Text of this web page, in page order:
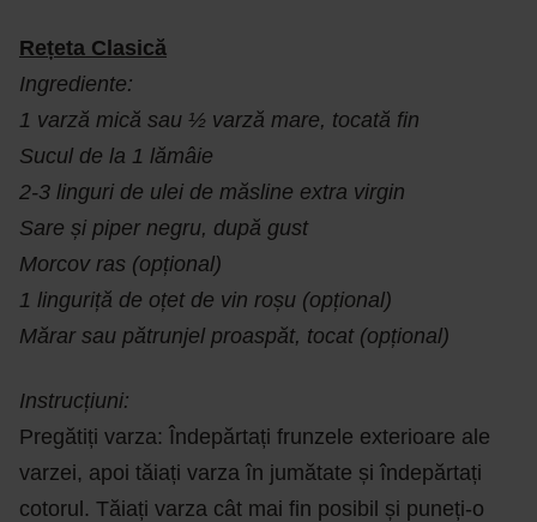
Rețeta Clasică
Ingrediente:
1 varză mică sau ½ varză mare, tocată fin
Sucul de la 1 lămâie
2-3 linguri de ulei de măsline extra virgin
Sare și piper negru, după gust
Morcov ras (opțional)
1 linguriță de oțet de vin roșu (opțional)
Mărar sau pătrunjel proaspăt, tocat (opțional)
Instrucțiuni:
Pregătiți varza: Îndepărtați frunzele exterioare ale
varzei, apoi tăiați varza în jumătate și îndepărtați
cotorul. Tăiați varza cât mai fin posibil și puneți-o